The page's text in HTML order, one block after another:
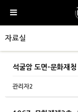
자료실
석굴암 도면-문화재청
관리자2